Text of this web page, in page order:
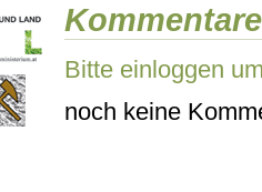
Kommentare
Bitte einloggen
noch keine